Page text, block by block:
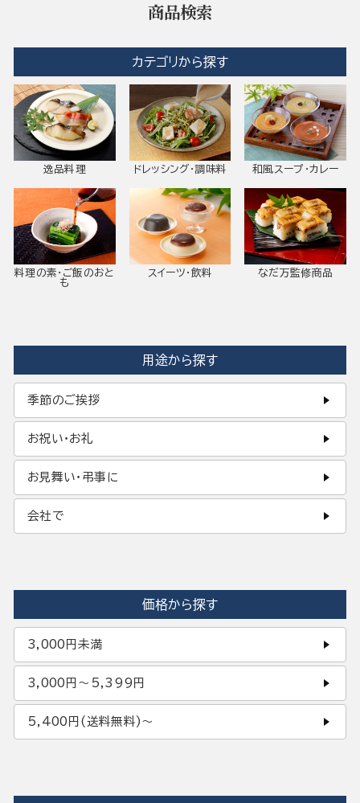
商品検索
カテゴリから探す
逸品料理 ドレッシング・調味料 和風スープ・カレー
料理の素・ご飯のおと
も
スイーツ・飲料 なだ万監修商品
用途から探す
季節のご挨拶
お祝い・お礼
お見舞い・弔事に
会社で
価格から探す
3,000円未満
3,000円〜5,399円
5,400円(送料無料)〜